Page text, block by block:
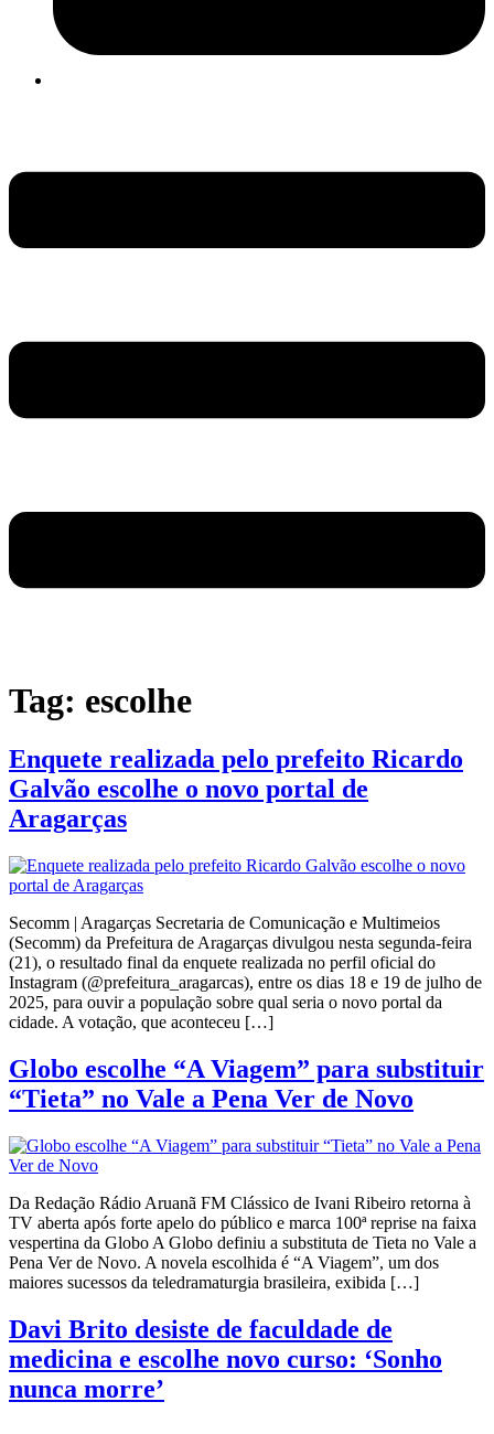
Tag: escolhe
Enquete realizada pelo prefeito Ricardo
Galvão escolhe o novo portal de
Aragarças
Secomm | Aragarças Secretaria de Comunicação e Multimeios
(Secomm) da Prefeitura de Aragarças divulgou nesta segunda-feira
(21), o resultado final da enquete realizada no perfil oficial do
Instagram (@prefeitura_aragarcas), entre os dias 18 e 19 de julho de
2025, para ouvir a população sobre qual seria o novo portal da
cidade. A votação, que aconteceu […]
Globo escolhe “A Viagem” para substituir
“Tieta” no Vale a Pena Ver de Novo
Da Redação Rádio Aruanã FM Clássico de Ivani Ribeiro retorna à
TV aberta após forte apelo do público e marca 100ª reprise na faixa
vespertina da Globo A Globo definiu a substituta de Tieta no Vale a
Pena Ver de Novo. A novela escolhida é “A Viagem”, um dos
maiores sucessos da teledramaturgia brasileira, exibida […]
Davi Brito desiste de faculdade de
medicina e escolhe novo curso: ‘Sonho
nunca morre’